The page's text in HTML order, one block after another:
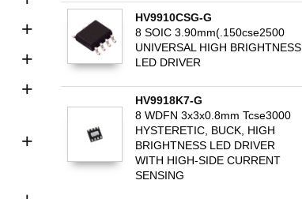
+
+
+
+
HV9910CSG-G
8 SOIC 3.90mm(.150cse2500
UNIVERSAL HIGH BRIGHTNESS
LED DRIVER
HV9918K7-G
8 WDFN 3x3x0.8mm Tcse3000
HYSTERETIC, BUCK, HIGH
BRIGHTNESS LED DRIVER
WITH HIGH-SIDE CURRENT
SENSING